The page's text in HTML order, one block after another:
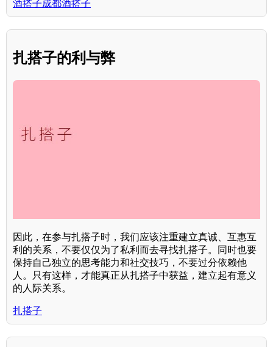
酒搭子成都酒搭子
扎搭子的利与弊
因此，在参与扎搭子时，我们应该注重建立真诚、互惠互
利的关系，不要仅仅为了私利而去寻找扎搭子。同时也要
保持自己独立的思考能力和社交技巧，不要过分依赖他
人。只有这样，才能真正从扎搭子中获益，建立起有意义
的人际关系。
扎搭子